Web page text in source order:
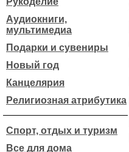
Аудиокниги,
мультимедиа
Подарки и сувениры
Новый год
Канцелярия
Религиозная атрибутика
Спорт, отдых и туризм
Все для дома